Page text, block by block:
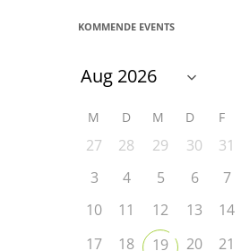
KOMMENDE EVENTS
M D M D F
27 28 29 30 31
3
4 5 6 7
10
11 12 13 14
17
18 19 20 21